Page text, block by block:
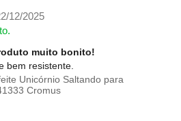
12/2025
muito bonito!
bem resistente.
Unicórnio Saltando para
Cromus